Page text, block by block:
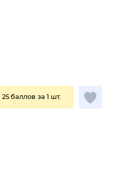
25 баллов за 1 шт.